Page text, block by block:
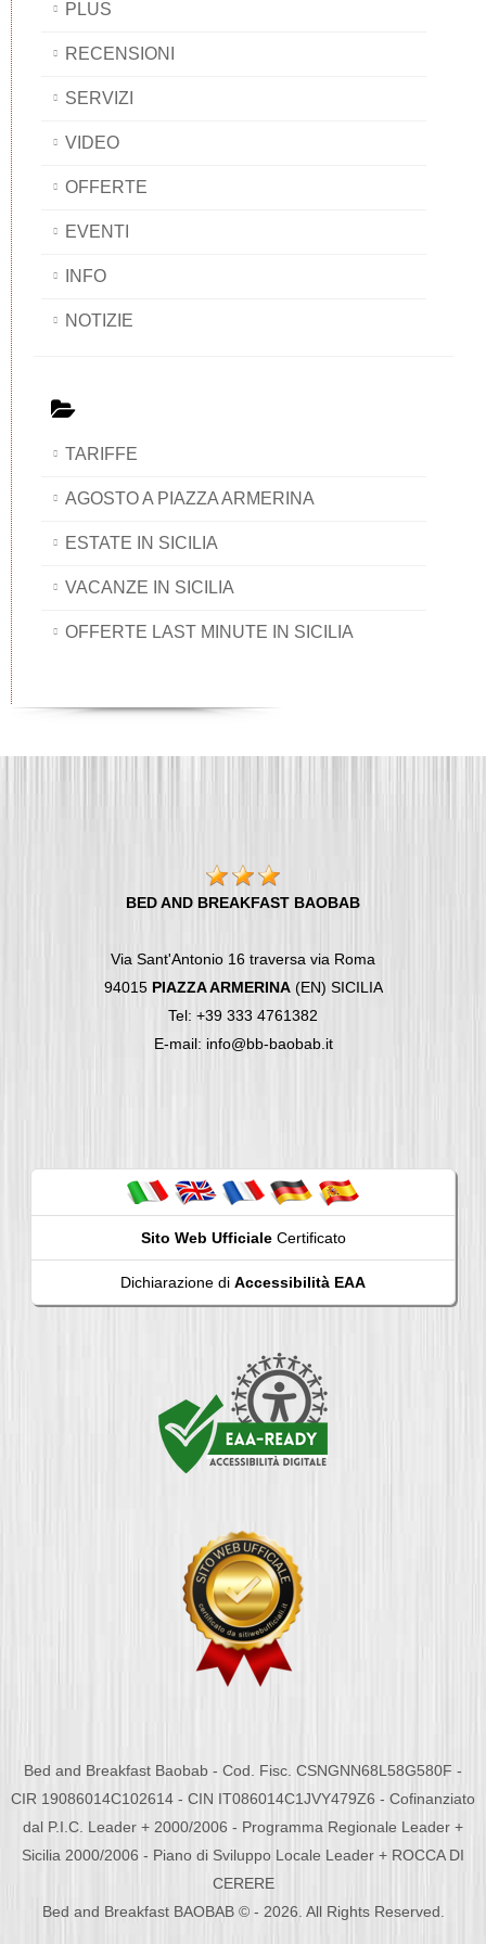
PLUS
RECENSIONI
SERVIZI
VIDEO
OFFERTE
EVENTI
INFO
NOTIZIE
TARIFFE
AGOSTO A PIAZZA ARMERINA
ESTATE IN SICILIA
VACANZE IN SICILIA
OFFERTE LAST MINUTE IN SICILIA
BED AND BREAKFAST BAOBAB
Via Sant'Antonio 16 traversa via Roma
94015 PIAZZA ARMERINA(EN) SICILIA
Tel: +39 333 4761382
E-mail: info@bb-baobab.it
Sito Web UfficialeCertificato
Dichiarazione di Accessibilità EAA
Bed and Breakfast Baobab - Cod. Fisc. CSNGNN68L58G580F -
CIR 19086014C102614 - CIN IT086014C1JVY479Z6 - Cofinanziato
dal P.I.C. Leader + 2000/2006 - Programma Regionale Leader +
Sicilia 2000/2006 - Piano di Sviluppo Locale Leader + ROCCA DI
CERERE
Bed and Breakfast BAOBAB © - 2026. All Rights Reserved.